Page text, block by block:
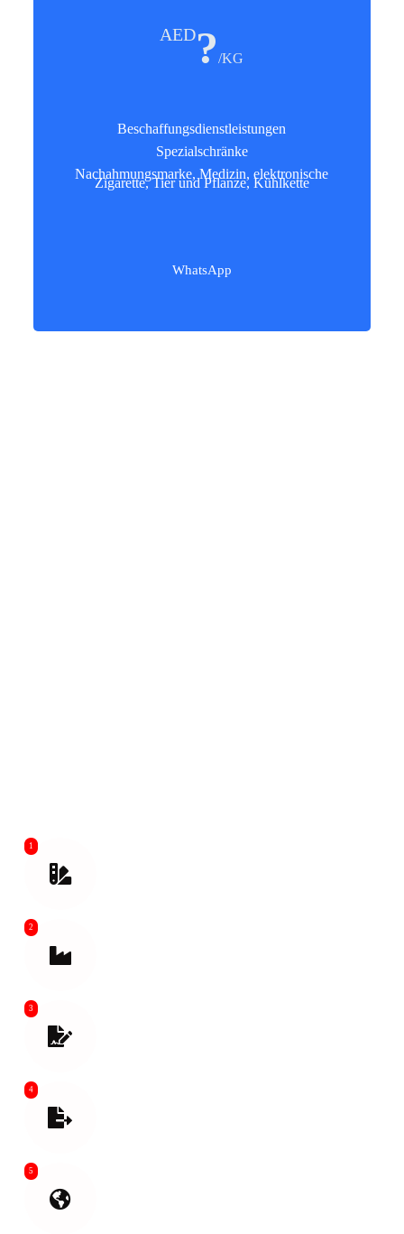
AED?/KG
Beschaffungsdienstleistungen
Spezialschränke
Nachahmungsmarke, Medizin, elektronische
Zigarette, Tier und Pflanze, Kühlkette
WhatsApp
1
2
3
4
5